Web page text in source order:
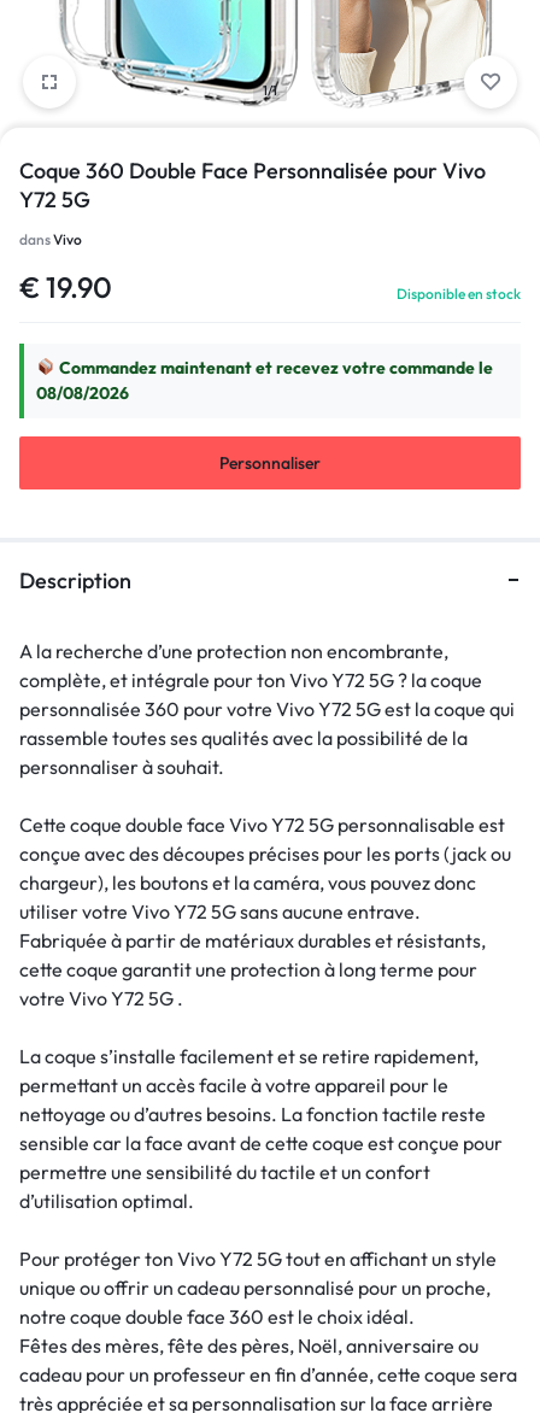
1/1
Coque 360 Double Face Personnalisée pour Vivo
Y72 5G
dansVivo
€ 19.90 Disponible en stock
Commandez maintenant et recevez votre commande le
08/08/2026
Personnaliser
Description
A la recherche d’une protection non encombrante,
complète, et intégrale pour ton Vivo Y72 5G ? la coque
personnalisée 360 pour votre Vivo Y72 5G est la coque qui
rassemble toutes ses qualités avec la possibilité de la
personnaliser à souhait.
Cette coque double face Vivo Y72 5G personnalisable est
conçue avec des découpes précises pour les ports (jack ou
chargeur), les boutons et la caméra, vous pouvez donc
utiliser votre Vivo Y72 5G sans aucune entrave.
Fabriquée à partir de matériaux durables et résistants,
cette coque garantit une protection à long terme pour
votre Vivo Y72 5G .
La coque s’installe facilement et se retire rapidement,
permettant un accès facile à votre appareil pour le
nettoyage ou d’autres besoins. La fonction tactile reste
sensible car la face avant de cette coque est conçue pour
permettre une sensibilité du tactile et un confort
d’utilisation optimal.
Pour protéger ton Vivo Y72 5G tout en affichant un style
unique ou offrir un cadeau personnalisé pour un proche,
notre coque double face 360 est le choix idéal.
Fêtes des mères, fête des pères, Noël, anniversaire ou
cadeau pour un professeur en fin d’année, cette coque sera
très appréciée et sa personnalisation sur la face arrière